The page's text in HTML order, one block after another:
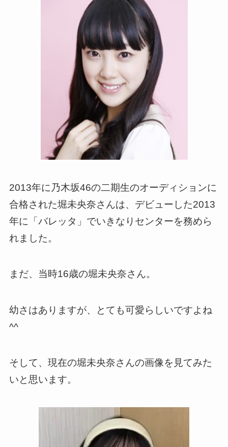
2013年に乃木坂46の二期生のオーディションに
合格された堀未央奈さんは、デビューした2013
年に「バレッタ」でいきなりセンターを務めら
れました。
まだ、当時16歳の堀未央奈さん。
幼さはありますが、とても可愛らしいですよね
^^
そして、現在の堀未央奈さんの画像を見てみた
いと思います。